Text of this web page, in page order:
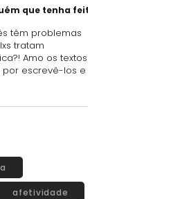
que tenha feito sexo oral
têm problemas
tratam
Amo os textos
por escrevê-los e
afetividade